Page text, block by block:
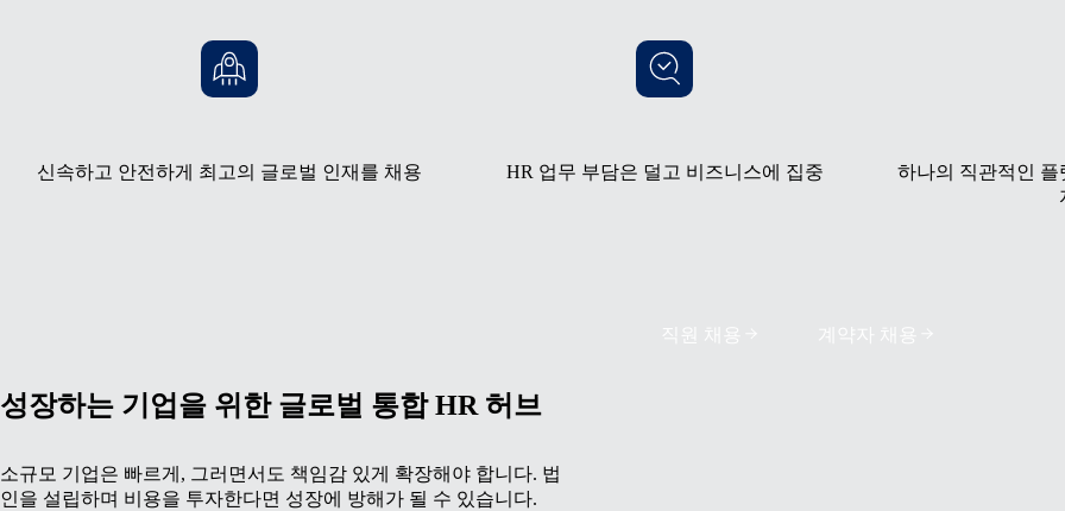
신속하고 안전하게 최고의 글로벌 인재를 채용 HR 업무 부담은 덜고 비즈니스에 집중
하나의 직관적인
직원 채용 계약자 채용
성장하는 기업을 위한 글로벌 통합 HR 허브
소규모 기업은 빠르게, 그러면서도 책임감 있게 확장해야 합니다. 법
인을 설립하며 비용을 투자한다면 성장에 방해가 될 수 있습니다.